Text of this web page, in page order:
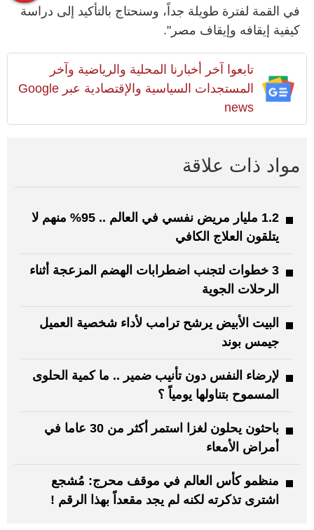
في القمة لفترة طويلة جداً، وسنحتاج بالتأكيد إلى دراسة
كيفية إيقافه وإيقاف مصر".
تابعوا آخر أخبارنا المحلية والرياضية وآخر
المستجدات السياسية والإقتصادية عبر Google
news
مواد ذات علاقة
1.2 مليار مريض نفسي في العالم .. 95% منهم لا
يتلقون العلاج الكافي
3 خطوات لتجنب اضطرابات الهضم المزعجة أثناء
الرحلات الجوية
البيت الأبيض يرشح ترامب لأداء شخصية العميل
جيمس بوند
لإرضاء النفس دون تأنيب ضمير .. ما كمية الحلوى
المسموح بتناولها يومياً ؟
باحثون يحلون لغزا استمر أكثر من 30 عاما في
أمراض الأمعاء
منظمو كأس العالم في موقف محرج: مُشجع
اشترى تذكرته لكنه لم يجد مقعداً بهذا الرقم !